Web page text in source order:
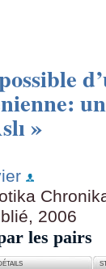
»
2006
les pairs